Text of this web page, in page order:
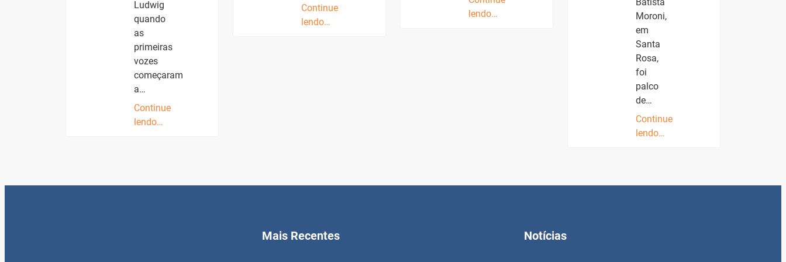
Ludwig
quando
as
primeiras
vozes
começaram
a…
Continue
lendo…
Continue
lendo…
lendo…
Batista
Moroni,
em
Santa
Rosa,
foi
palco
de…
Continue
lendo…
Mais Recentes Notícias